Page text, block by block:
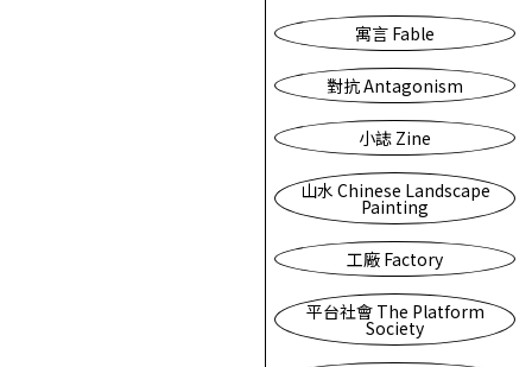
寓言 Fable
對抗 Antagonism
小誌 Zine
山水 Chinese Landscape
Painting
工廠 Factory
平台社會 The Platform
Society